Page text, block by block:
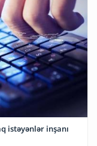
istəyənlər inşanı